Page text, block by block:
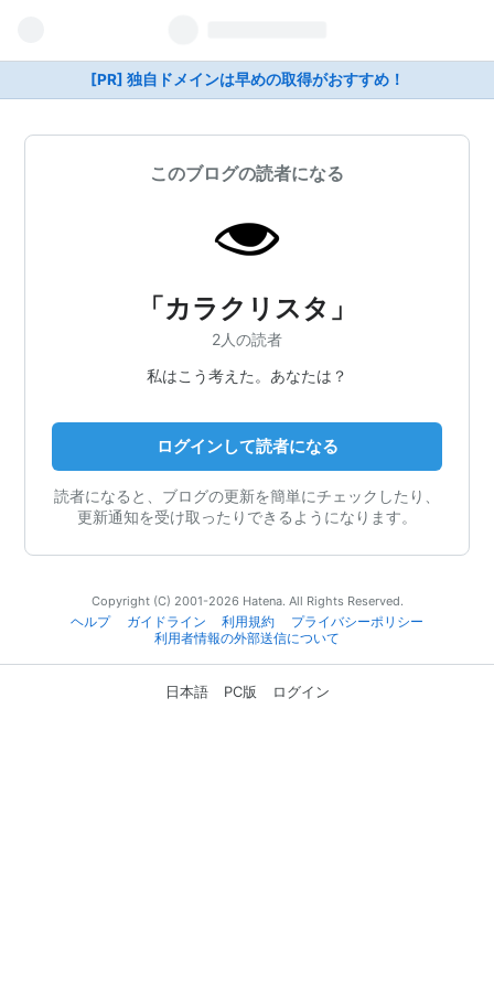
[PR] 独自ドメインは早めの取得がおすすめ！
このブログの読者になる
「カラクリスタ」
2人の読者
私はこう考えた。あなたは？
ログインして読者になる
読者になると、ブログの更新を簡単にチェックしたり、
更新通知を受け取ったりできるようになります。
Copyright (C) 2001-2026 Hatena. All Rights Reserved.
ヘルプ
ガイドライン 利用規約
プライバシーポリシー
利用者情報の外部送信について
日本語 PC版 ログイン